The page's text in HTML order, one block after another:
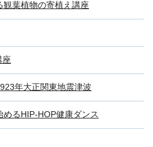
葉植物の寄植え講座
座
年大正関東地震津波
るHIP-HOP健康ダンス